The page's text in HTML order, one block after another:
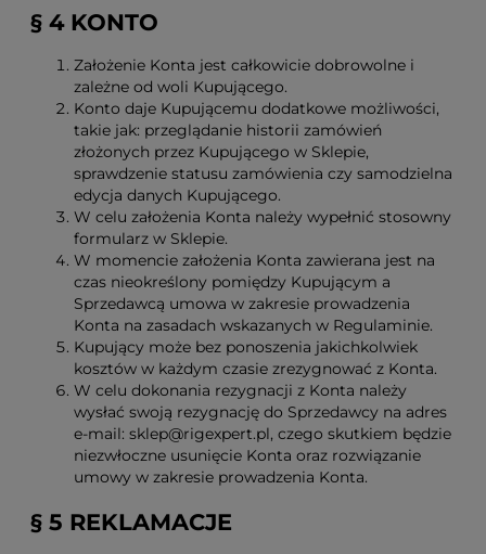
§ 4 KONTO
Założenie Konta jest całkowicie dobrowolne i
zależne od woli Kupującego.
Konto daje Kupującemu dodatkowe możliwości,
takie jak: przeglądanie historii zamówień
złożonych przez Kupującego w Sklepie,
sprawdzenie statusu zamówienia czy samodzielna
edycja danych Kupującego.
W celu założenia Konta należy wypełnić stosowny
formularz w Sklepie.
W momencie założenia Konta zawierana jest na
czas nieokreślony pomiędzy Kupującym a
Sprzedawcą umowa w zakresie prowadzenia
Konta na zasadach wskazanych w Regulaminie.
Kupujący może bez ponoszenia jakichkolwiek
kosztów w każdym czasie zrezygnować z Konta.
W celu dokonania rezygnacji z Konta należy
wysłać swoją rezygnację do Sprzedawcy na adres
e-mail: sklep@rigexpert.pl, czego skutkiem będzie
niezwłoczne usunięcie Konta oraz rozwiązanie
umowy w zakresie prowadzenia Konta.
§ 5 REKLAMACJE